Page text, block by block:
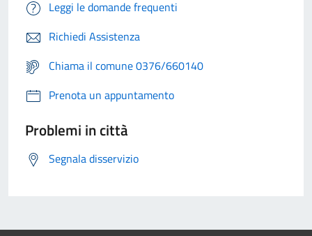
Leggi le domande frequenti
Richiedi Assistenza
Chiama il comune 0376/660140
Prenota un appuntamento
Problemi in città
Segnala disservizio